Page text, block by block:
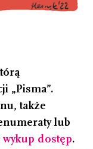
„Pisma”.
także
lub
wykup dostęp.